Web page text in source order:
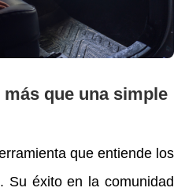
que una simple
que entiende los
Su éxito en la comunidad